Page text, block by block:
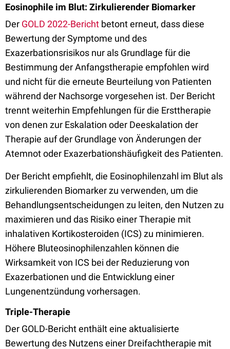
Eosinophile im Blut: Zirkulierender Biomarker
Der GOLD 2022-Bericht betont erneut, dass diese
Bewertung der Symptome und des
Exazerbationsrisikos nur als Grundlage für die
Bestimmung der Anfangstherapie empfohlen wird
und nicht für die erneute Beurteilung von Patienten
während der Nachsorge vorgesehen ist. Der Bericht
trennt weiterhin Empfehlungen für die Ersttherapie
von denen zur Eskalation oder Deeskalation der
Therapie auf der Grundlage von Änderungen der
Atemnot oder Exazerbationshäufigkeit des Patienten.
Der Bericht empfiehlt, die Eosinophilenzahl im Blut als
zirkulierenden Biomarker zu verwenden, um die
Behandlungsentscheidungen zu leiten, den Nutzen zu
maximieren und das Risiko einer Therapie mit
inhalativen Kortikosteroiden (ICS) zu minimieren.
Höhere Bluteosinophilenzahlen können die
Wirksamkeit von ICS bei der Reduzierung von
Exazerbationen und die Entwicklung einer
Lungenentzündung vorhersagen.
Triple-Therapie
Der GOLD-Bericht enthält eine aktualisierte
Bewertung des Nutzens einer Dreifachtherapie mit